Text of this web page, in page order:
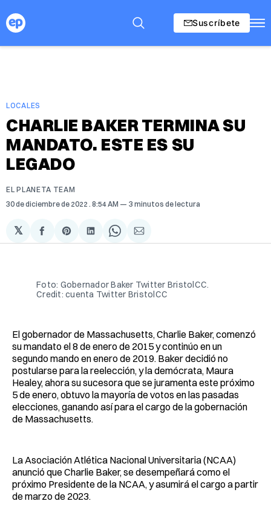
Suscríbete
LOCALES
CHARLIE BAKER TERMINA SU
MANDATO. ESTE ES SU
LEGADO
EL PLANETA TEAM
30 de diciembre de 2022 . 8:54 AM 3 minutos de lectura
𝕏
Compartir
en
Share
on
Compartir
en
Share
on
Compartir
via
Foto: Gobernador Baker Twitter BristolCC.
Credit: cuenta Twitter BristolCC
El gobernador de Massachusetts, Charlie Baker, comenzó
su mandato el 8 de enero de 2015 y continúo en un
segundo mando en enero de 2019. Baker decidió no
postularse para la reelección, y la demócrata, Maura
Healey, ahora su sucesora que se juramenta este próximo
5 de enero, obtuvo la mayoría de votos en las pasadas
elecciones, ganando así para el cargo de la gobernación
de Massachusetts.
La Asociación Atlética Nacional Universitaria (NCAA)
anunció que Charlie Baker, se desempeñará como el
próximo Presidente de la NCAA, y asumirá el cargo a partir
de marzo de 2023.